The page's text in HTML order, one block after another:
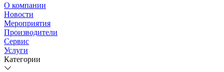
О компании
Новости
Мероприятия
Производители
Сервис
Услуги
Категории